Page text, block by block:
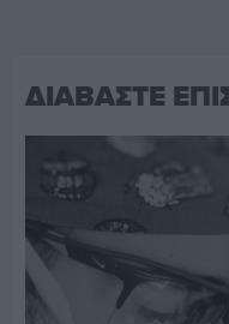
ΔΙΑΒΑΣΤΕ